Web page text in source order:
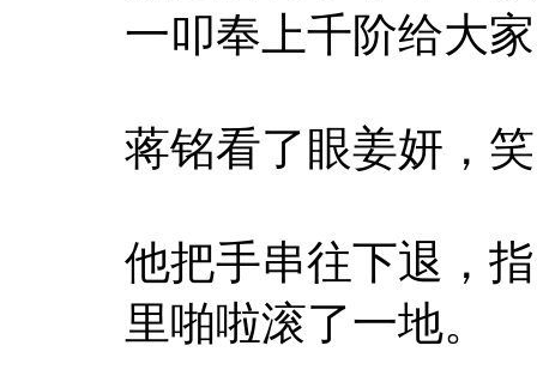
一叩奉上千阶给大
蒋铭看了眼姜妍，
他把手串往下退，
里啪啦滚了一地。